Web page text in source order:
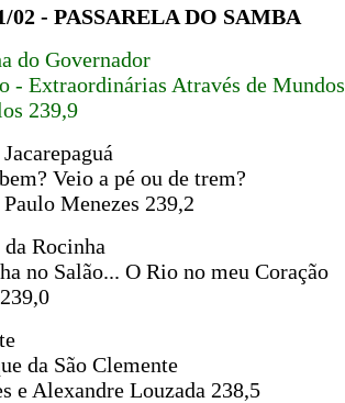
02 - PASSARELA DO SAMBA
do Governador
- Extraordinárias Através de
239,9
Veio a pé ou de trem?
Menezes 239,2
da Rocinha
no Salão... O Rio no meu Coração
da São Clemente
e Alexandre Louzada 238,5